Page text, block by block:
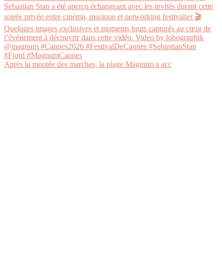
Après la montée des marches, la plage Magnum a acc